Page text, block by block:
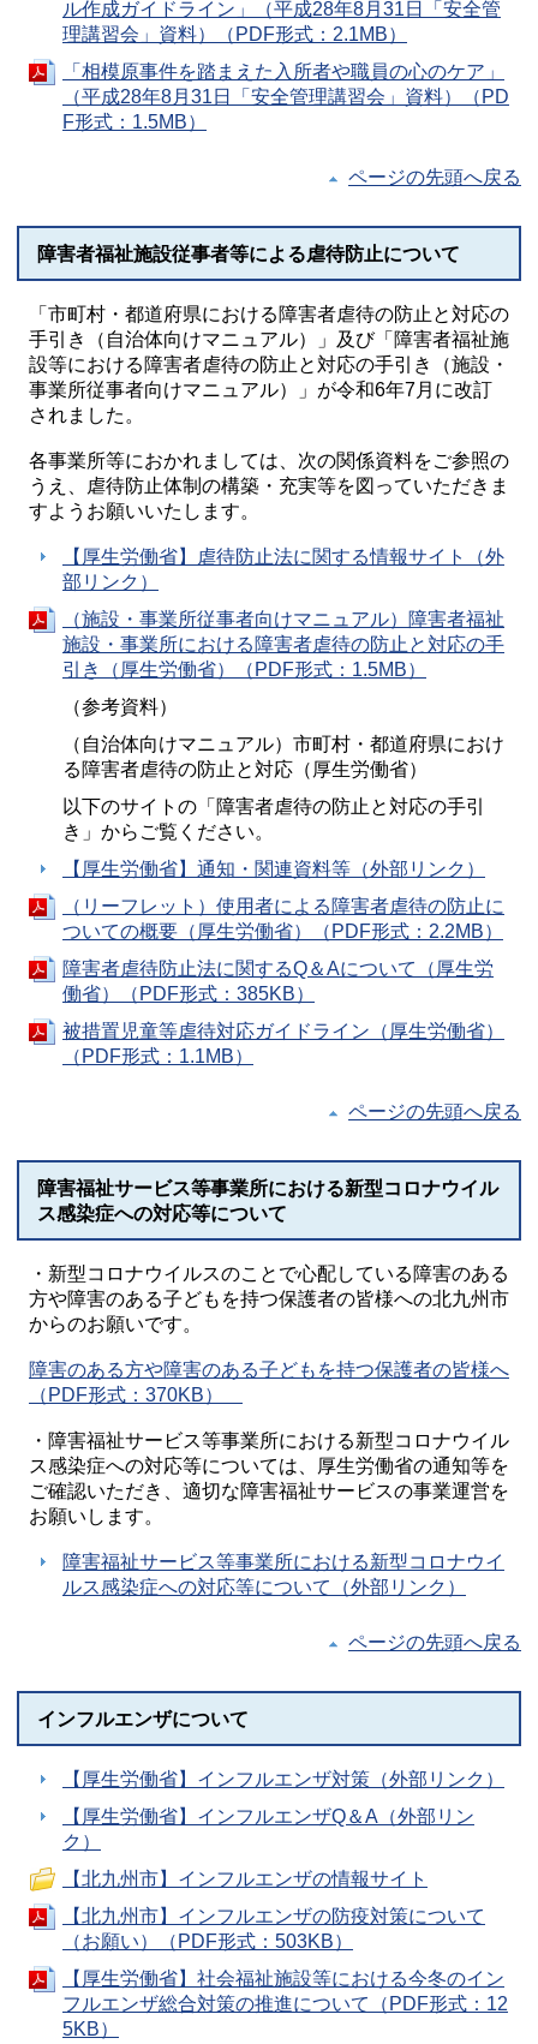
ル作成ガイドライン」（平成28年8月31日「安全管
理講習会」資料）（PDF形式：2.1MB）
「相模原事件を踏まえた入所者や職員の心のケア」
（平成28年8月31日「安全管理講習会」資料）（PD
F形式：1.5MB）
ページの先頭へ戻る
障害者福祉施設従事者等による虐待防止について
「市町村・都道府県における障害者虐待の防止と対応の
手引き（自治体向けマニュアル）」及び「障害者福祉施
設等における障害者虐待の防止と対応の手引き（施設・
事業所従事者向けマニュアル）」が令和6年7月に改訂
されました。
各事業所等におかれましては、次の関係資料をご参照の
うえ、虐待防止体制の構築・充実等を図っていただきま
すようお願いいたします。
【厚生労働省】虐待防止法に関する情報サイト（外
部リンク）
（施設・事業所従事者向けマニュアル）障害者福祉
施設・事業所における障害者虐待の防止と対応の手
引き（厚生労働省）（PDF形式：1.5MB）
（参考資料）
（自治体向けマニュアル）市町村・都道府県におけ
る障害者虐待の防止と対応（厚生労働省）
以下のサイトの「障害者虐待の防止と対応の手引
き」からご覧ください。
【厚生労働省】通知・関連資料等（外部リンク）
（リーフレット）使用者による障害者虐待の防止に
ついての概要（厚生労働省）（PDF形式：2.2MB）
障害者虐待防止法に関するQ＆Aについて（厚生労
働省）（PDF形式：385KB）
被措置児童等虐待対応ガイドライン（厚生労働省）
（PDF形式：1.1MB）
ページの先頭へ戻る
障害福祉サービス等事業所における新型コロナウイル
ス感染症への対応等について
・新型コロナウイルスのことで心配している障害のある
方や障害のある子どもを持つ保護者の皆様への北九州市
からのお願いです。
障害のある方や障害のある子どもを持つ保護者の皆様へ
（PDF形式：370KB）
・障害福祉サービス等事業所における新型コロナウイル
ス感染症への対応等については、厚生労働省の通知等を
ご確認いただき、適切な障害福祉サービスの事業運営を
お願いします。
障害福祉サービス等事業所における新型コロナウイ
ルス感染症への対応等について（外部リンク）
ページの先頭へ戻る
インフルエンザについて
【厚生労働省】インフルエンザ対策（外部リンク）
【厚生労働省】インフルエンザQ＆A（外部リン
ク）
【北九州市】インフルエンザの情報サイト
【北九州市】インフルエンザの防疫対策について
（お願い）（PDF形式：503KB）
【厚生労働省】社会福祉施設等における今冬のイン
フルエンザ総合対策の推進について（PDF形式：12
5KB）